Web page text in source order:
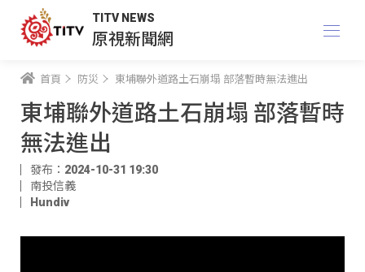
TITV NEWS
原視新聞網
首頁 防災 東埔聯外道路土石崩塌 部落暫時無法進出
東埔聯外道路土石崩塌 部落暫時
無法進出
發布：2024-10-31 19:30
南投信義
Hundiv